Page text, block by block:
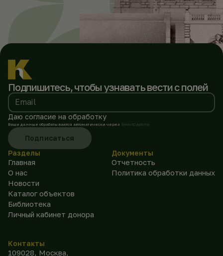
Подпишитесь, чтобы узнавать вести с полей
Email
Даю согласие на обработку
Ваши данные обрабатываются автоматически через SmartCaptcha
Подписаться
Разделы
Главная
О нас
Новости
Каталог объектов
Библиотека
Личный кабинет донора
Документы
Отчетность
Политика обработки данных
Контакты
109028, Москва,